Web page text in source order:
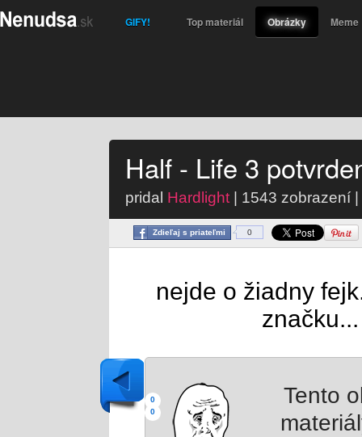
GIFY! Top materiál Obrázky Meme
Half - Life 3
pridal Hardlight | 1543 zobrazení
Zdieľaj s priateľmi 0
0
0
nejde o žiadny
Tento